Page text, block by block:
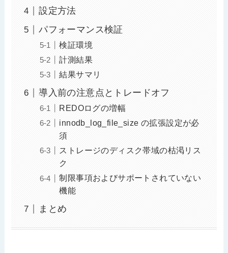
設定方法
パフォーマンス検証
検証環境
計測結果
結果サマリ
導入前の注意点とトレードオフ
REDOログの増幅
innodb_log_file_size の拡張設定が必
須
ストレージのディスク帯域の枯渇リス
ク
制限事項およびサポートされていない
機能
まとめ